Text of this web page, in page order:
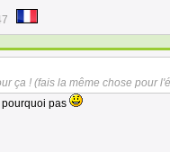
ça ! (fais la même chose pour
pas